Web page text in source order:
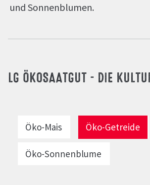
und Sonnenblumen.
LG ÖKOSAATGUT - DIE
Öko-Mais Öko-Getreide
Öko-Sonnenblume